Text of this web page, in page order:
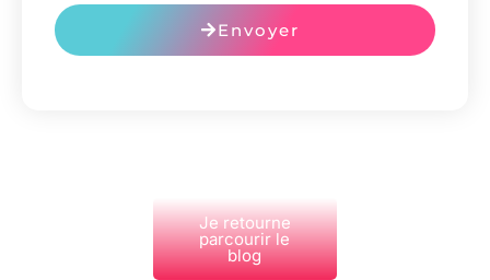
Envoyer
Je retourne
parcourir le
blog